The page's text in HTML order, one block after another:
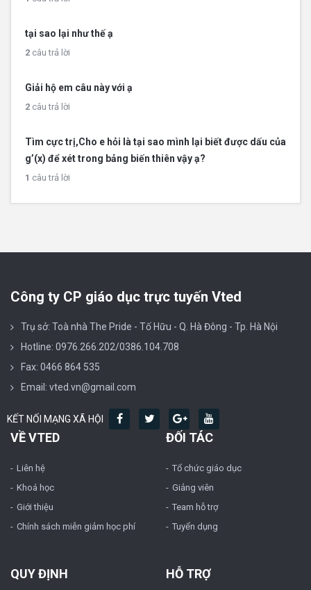
tại sao lại như thế ạ
2 câu trả lời
Giải hộ em câu này với ạ
2 câu trả lời
Tìm cực trị,Cho e hỏi là tại sao mình lại biết được dấu của
g’(x) để xét trong bảng biến thiên vậy ạ?
1 câu trả lời
Công ty CP giáo dục trực tuyến Vted
Trụ sở: Toà nhà The Pride - Tố Hữu - Q. Hà Đông - Tp. Hà Nội
Hotline: 0976.266.202/0386.104.708
Fax: 0466 864 535
Email: vted.vn@gmail.com
KẾT NỐI MẠNG XÃ HỘI
VỀ VTED
Liên hệ
Khoá học
Giới thiệu
Chính sách miễn giảm học phí
ĐỐI TÁC
Tổ chức giáo dục
Giảng viên
Team hỗ trợ
Tuyển dụng
QUY ĐỊNH HỖ TRỢ